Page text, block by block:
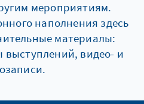
мероприятиям.
наполнения здесь
материалы:
выступлений, видео- и